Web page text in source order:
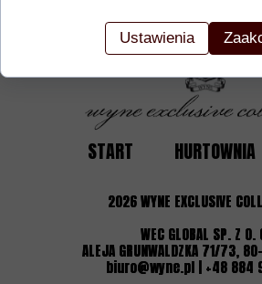
START HURTOWNIA
2026WYNE EXCLUSIVE
WEC GLOBAL SP. Z O.
ALEJA GRUNWALDZKA 71/73,
biuro@wyne.pl | +48 884
Ustawienia